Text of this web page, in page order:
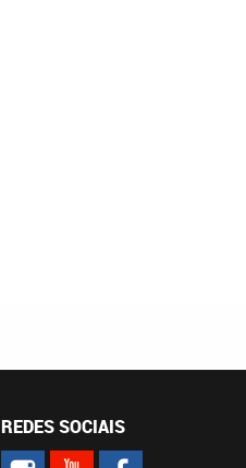
REDES SOCIAIS